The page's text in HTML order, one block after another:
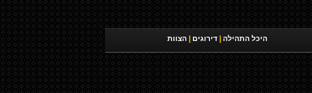
היכל התהילה דירוגים הצוות